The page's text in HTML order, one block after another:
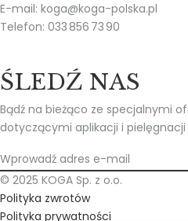
E-mail: koga@koga-polska.pl
Telefon: 033 856 73 90
ŚLEDŹ NAS
Bądź na bieżąco ze specjalnymi
dotyczącymi aplikacji i pielęgnacji
© 2025 KOGA Sp. z o.o.
Polityka zwrotów
Polityka prywatności